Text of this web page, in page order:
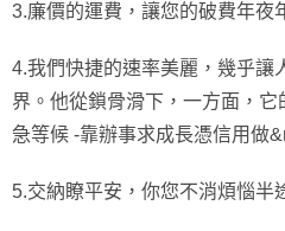
3.廉價的運費，讓您的破費年夜
4.我們快捷的速率美麗，幾乎讓
界。他從鎖骨滑下，一方面，它
急等候 -靠辦事求成長憑信用做
5.交納瞭平安，你您不消煩惱半